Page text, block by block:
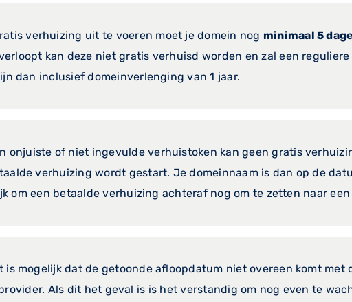
verhuizing uit te voeren moet je domein nog minimaal 5
kan deze niet gratis verhuisd worden en zal een
dan inclusief domeinverlenging van 1 jaar.
onjuiste of niet ingevulde verhuistoken kan geen gratis
verhuizing wordt gestart. Je domeinnaam is dan op de
om een betaalde verhuizing achteraf nog om te zetten naar
is mogelijk dat de getoonde afloopdatum niet overeen komt met
Als dit het geval is is het verstandig om nog even te